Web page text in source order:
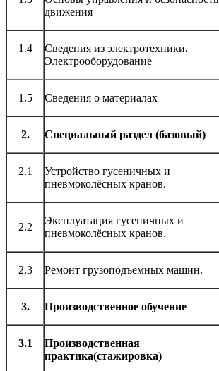
движения
1.4 Сведения из электротехники.
Электрооборудование
1.5 Сведения о материалах
2. Специальный раздел (базовый)
2.1
Устройство гусеничных и
пневмоколёсных кранов.
2.2
Эксплуатация гусеничных и
пневмоколёсных кранов.
2.3 Ремонт грузоподъёмных машин.
3. Производственное обучение
3.1
Производственная
практика(стажировка)